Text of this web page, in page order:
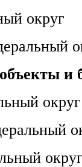
округ
и
округ